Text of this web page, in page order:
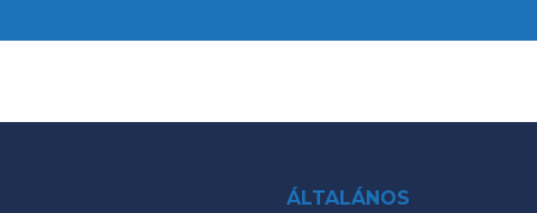
ÁLTALÁNOS